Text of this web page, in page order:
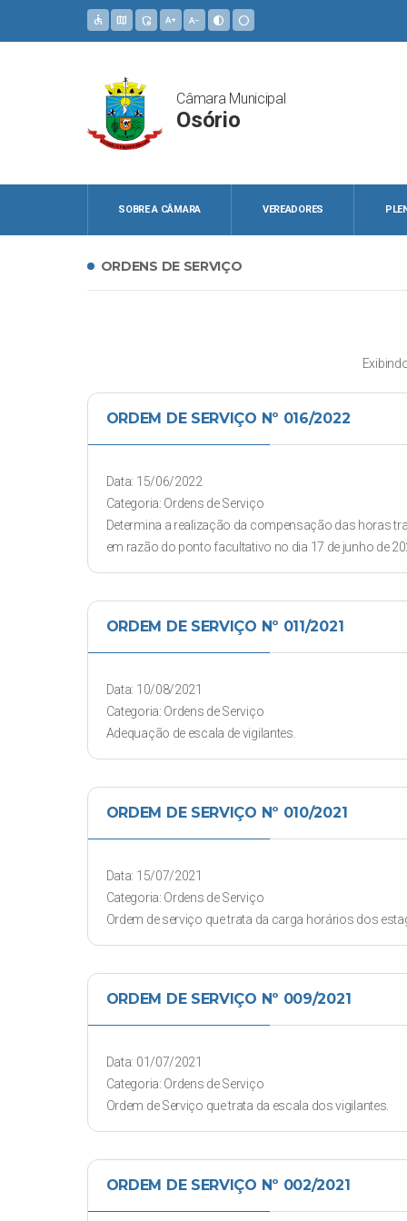
accessible map admin_panel_settings text_increase text_decrease contrast circle
Câmara Municipal
Osório
SOBRE A CÂMARA VEREADORES
ORDENS DE SERVIÇO
ORDEM DE SERVIÇO Nº 016/2022
Data: 15/06/2022
Categoria: Ordens de Serviço
Determina a realização da compensação das horas
em razão do ponto facultativo no dia 17 de junho de
ORDEM DE SERVIÇO Nº 011/2021
Data: 10/08/2021
Categoria: Ordens de Serviço
Adequação de escala de vigilantes.
ORDEM DE SERVIÇO Nº 010/2021
Data: 15/07/2021
Categoria: Ordens de Serviço
Ordem de serviço que trata da carga horários dos
ORDEM DE SERVIÇO Nº 009/2021
Data: 01/07/2021
Categoria: Ordens de Serviço
Ordem de Serviço que trata da escala dos vigilantes.
ORDEM DE SERVIÇO Nº 002/2021